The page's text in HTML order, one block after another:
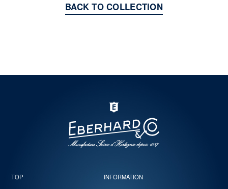
BACK TO COLLECTION
TOP INFORMATION